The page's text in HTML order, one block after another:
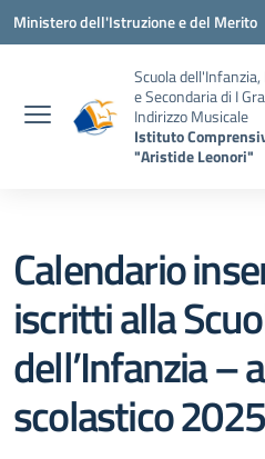
Vai ai contenuti
Vai al menu di navigazione
Vai al footer
Ministero dell'Istruzione e del Merito
Scuola
e Secondaria di I
Indirizzo Musicale
Istituto
"Aristide Leonori"
Calendario
iscritti alla
dell’Infanzia –
scolastico